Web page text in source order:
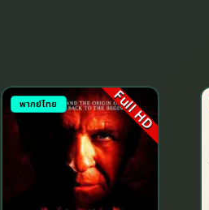
พากย์ไทย Full HD